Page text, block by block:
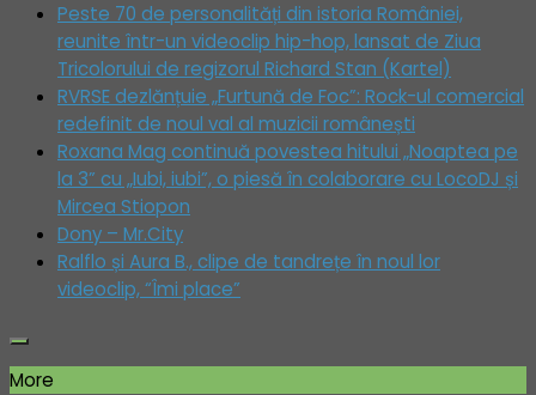
Peste 70 de personalități din istoria României,
reunite într-un videoclip hip-hop, lansat de Ziua
Tricolorului de regizorul Richard Stan (Kartel)
RVRSE dezlănțuie „Furtună de Foc”: Rock-ul comercial
redefinit de noul val al muzicii românești
Roxana Mag continuă povestea hitului „Noaptea pe
la 3” cu „Iubi, iubi”, o piesă în colaborare cu LocoDJ și
Mircea Stiopon
Dony – Mr.City
Ralflo și Aura B., clipe de tandrețe în noul lor
videoclip, “Îmi place”
More